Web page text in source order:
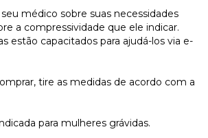
médico sobre suas necessidades
a compressividade que ele indicar.
estão capacitados para ajudá-los via e-
tire as medidas de acordo com a
para mulheres grávidas.